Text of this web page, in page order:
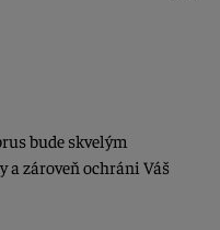
bude skvelým
a zároveň ochráni Váš